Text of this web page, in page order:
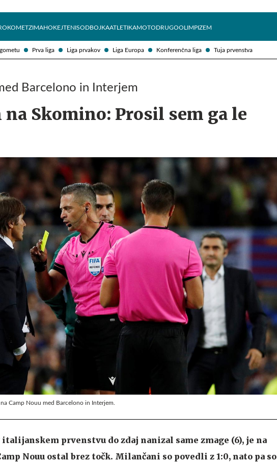
Prva liga Liga prvakov Liga Europa Konferenčna liga Tuja prvenstva
ZIMAHOKEJTENISODBOJKAATLETIKAMOTODRUGOOLIMPIZEM
Barcelono in Interjem
na Skomino: Prosil sem ga le
Camp Nouu med Barcelono in Interjem.
prvenstvu do zdaj nanizal same zmage (6), je na
Nouu ostal brez točk. Milančani so povedli z 1:0, nato pa so